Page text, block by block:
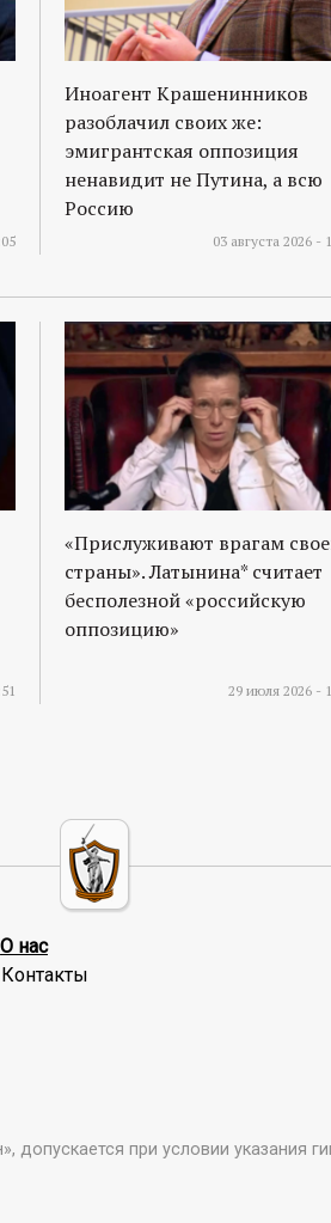
Иноагент Крашенинников
разоблачил своих же:
эмигрантская оппозиция
ненавидит не Путина, а всю
Россию
03 августа 2026 -
«Прислуживают врагам
страны». Латынина* считает
бесполезной «российскую
оппозицию»
29 июля 2026 -
О нас
Контакты
при условии указания